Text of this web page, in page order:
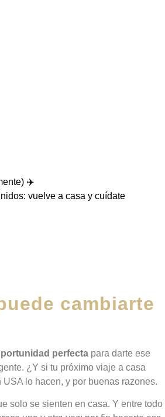
✈️
vuelve a casa y cuídate
cambiarte
perfecta para darte ese
¿Y si tu próximo viaje a casa
lo hacen, y por buenas razones.
solo se sienten en casa. Y entre todo